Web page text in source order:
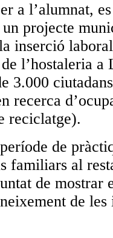
a l’alumnat,
projecte
inserció
l’hostaleria a
3.000
recerca
reciclatge).
de
familiars al
de mostrar
de les